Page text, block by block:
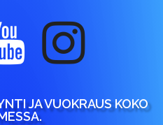
JA VUOKRAUS KOKO